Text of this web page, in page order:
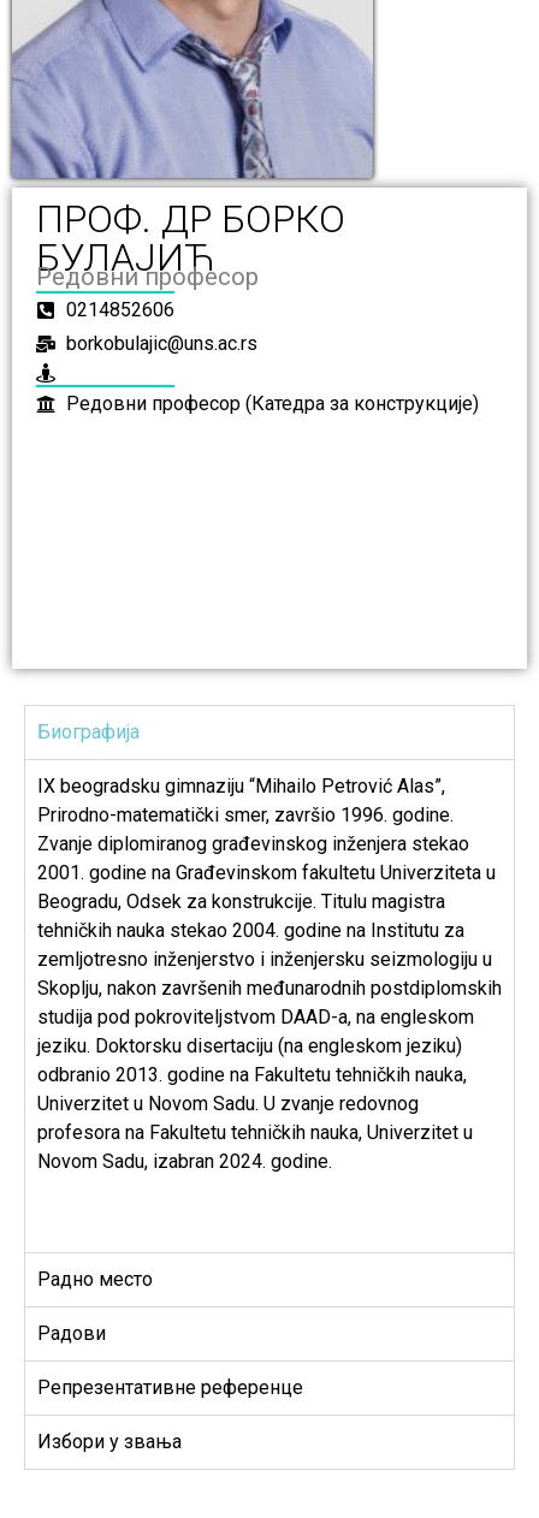
ПРОФ. ДР БОРКО
БУЛАЈИЋ
Редовни професор
0214852606
borkobulajic@uns.ac.rs
Редовни професор (Катедра за конструкције)
Биографија
IX beogradsku gimnaziju “Mihailo Petrović Alas”,
Prirodno-matematički smer, završio 1996. godine.
Zvanje diplomiranog građevinskog inženjera stekao
2001. godine na Građevinskom fakultetu Univerziteta u
Beogradu, Odsek za konstrukcije. Titulu magistra
tehničkih nauka stekao 2004. godine na Institutu za
zemljotresno inženjerstvo i inženjersku seizmologiju u
Skoplju, nakon završenih međunarodnih postdiplomskih
studija pod pokroviteljstvom DAAD-a, na engleskom
jeziku. Doktorsku disertaciju (na engleskom jeziku)
odbranio 2013. godine na Fakultetu tehničkih nauka,
Univerzitet u Novom Sadu. U zvanje redovnog
profesora na Fakultetu tehničkih nauka, Univerzitet u
Novom Sadu, izabran 2024. godine.
Радно место
Радови
Репрезентативне референце
Избори у звања